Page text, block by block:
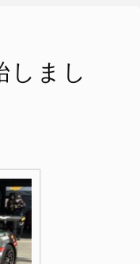
しまし